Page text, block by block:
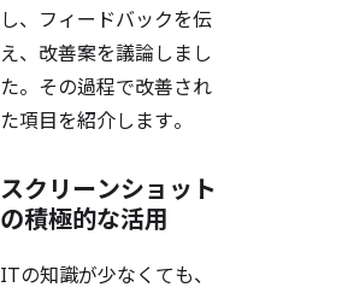
し、フィードバックを伝
え、改善案を議論しまし
た。その過程で改善され
た項目を紹介します。
スクリーンショット
の積極的な活用
ITの知識が少なくても、